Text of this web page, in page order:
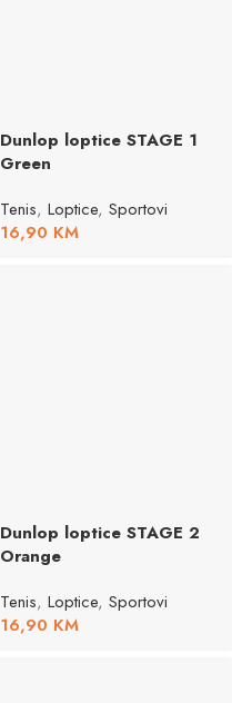
Dunlop loptice STAGE 1
Green
Tenis, Loptice, Sportovi
16,90 KM
Dunlop loptice STAGE 2
Orange
Tenis, Loptice, Sportovi
16,90 KM